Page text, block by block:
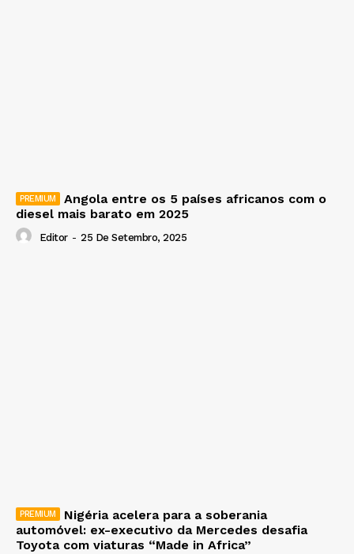
Angola entre os 5 países africanos com o
diesel mais barato em 2025
Editor - 25 De Setembro, 2025
Nigéria acelera para a soberania
automóvel: ex-executivo da Mercedes desafia
Toyota com viaturas “Made in Africa”